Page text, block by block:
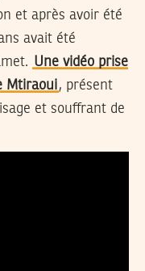
et après avoir été
avait été
Une vidéo prise
Mtiraoui, présent
et souffrant de